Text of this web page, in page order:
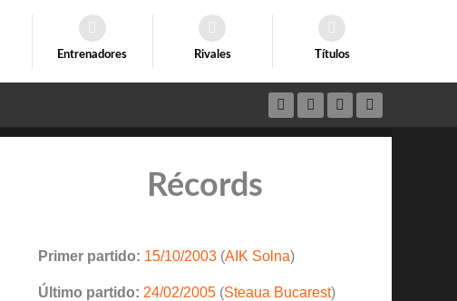
Entrenadores Rivales Títulos
Récords
Primer partido: 15/10/2003(AIK Solna)
Último partido: 24/02/2005(Steaua Bucarest)